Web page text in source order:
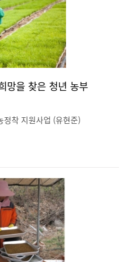
망을 찾은 청년 농부
착 지원사업 (유현준)